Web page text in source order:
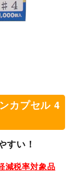
カプセル 4
すい！
減税率対象品